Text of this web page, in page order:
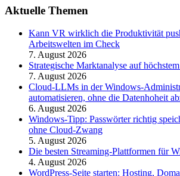
Aktuelle Themen
Kann VR wirklich die Produktivität
Arbeitswelten im Check
7. August 2026
Strategische Marktanalyse auf
7. August 2026
Cloud-LLMs in der Windows-
automatisieren, ohne die Datenhoheit
6. August 2026
Windows-Tipp: Passwörter richtig
ohne Cloud-Zwang
5. August 2026
Die besten Streaming-Plattformen für
4. August 2026
WordPress-Seite starten: Hosting,